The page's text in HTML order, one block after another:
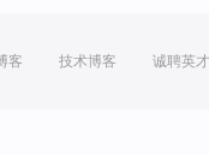
客 技术博客 诚聘英才